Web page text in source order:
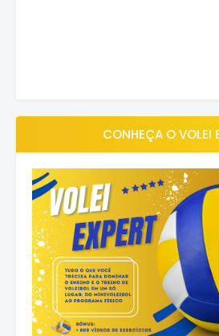
CONHEÇA O VOLEI